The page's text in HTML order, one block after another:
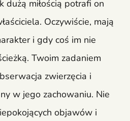
dużą miłością potrafi on
Oczywiście, mają
i gdy coś im nie
Twoim zadaniem
zwierzęcia i
w jego zachowaniu. Nie
objawów i